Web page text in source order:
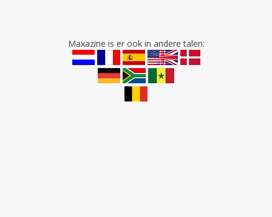
Maxazine is er ook in andere talen: